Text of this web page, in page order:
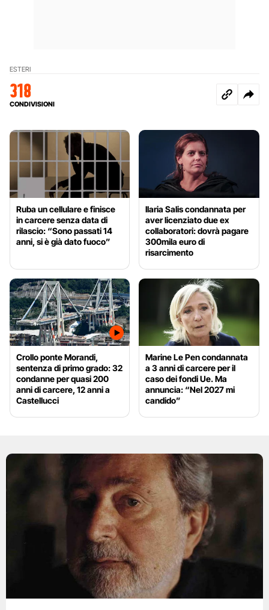
ESTERI
318
CONDIVISIONI
Ruba un cellulare e finisce
in carcere senza data di
rilascio: “Sono passati 14
anni, si è già dato fuoco”
Ilaria Salis condannata per
aver licenziato due ex
collaboratori: dovrà pagare
300mila euro di
risarcimento
Crollo ponte Morandi,
sentenza di primo grado: 32
condanne per quasi 200
anni di carcere, 12 anni a
Castellucci
Marine Le Pen condannata
a 3 anni di carcere per il
caso dei fondi Ue. Ma
annuncia: “Nel 2027 mi
candido”